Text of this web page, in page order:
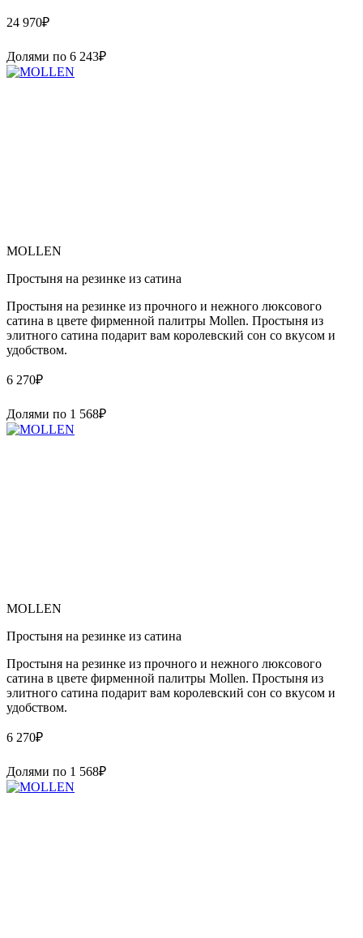
24 970₽
Долями по 6 243₽
MOLLEN
Простыня на резинке из сатина
Простыня на резинке из прочного и нежного люксового
сатина в цвете фирменной палитры Mollen. Простыня из
элитного сатина подарит вам королевский сон со вкусом и
удобством.
6 270₽
Долями по 1 568₽
MOLLEN
Простыня на резинке из сатина
Простыня на резинке из прочного и нежного люксового
сатина в цвете фирменной палитры Mollen. Простыня из
элитного сатина подарит вам королевский сон со вкусом и
удобством.
6 270₽
Долями по 1 568₽